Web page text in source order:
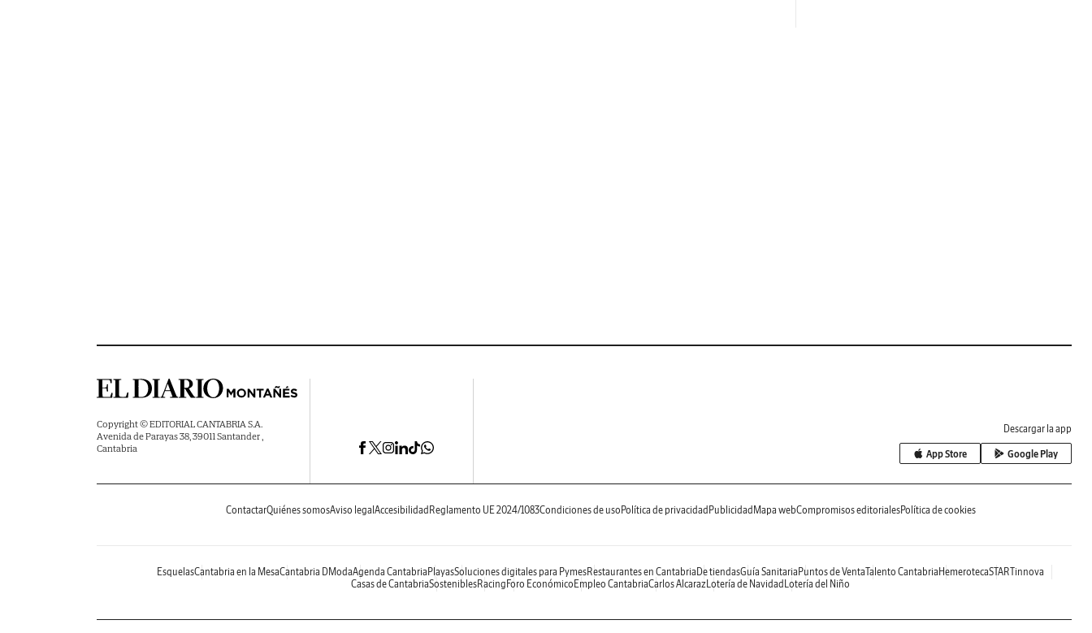
Copyright © EDITORIAL CANTABRIA S.A.
Avenida de Parayas 38, 39011 Santander ,
Cantabria
Descargar la app
App Store Google Play
ContactarQuiénes somosAviso legal Accesibilidad Reglamento UE 2024/1083Condiciones de uso Política de privacidad Publicidad Mapa webCompromisos editorialesPolítica de cookies
EsquelasCantabria en la MesaCantabria DModaAgenda Cantabria PlayasSoluciones digitales para PymesRestaurantes en Cantabria De tiendasGuía Sanitaria Puntos de VentaTalento Cantabria HemerotecaSTARTinnova
Casas de CantabriaSosteniblesRacing Foro Económico Empleo CantabriaCarlos AlcarazLotería de Navidad Lotería del Niño